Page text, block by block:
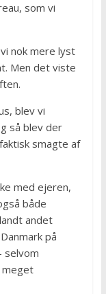
som vi
nok mere lyst
Men det viste
blev vi
så blev der
smagte af
med ejeren,
både
andet
på
selvom
meget